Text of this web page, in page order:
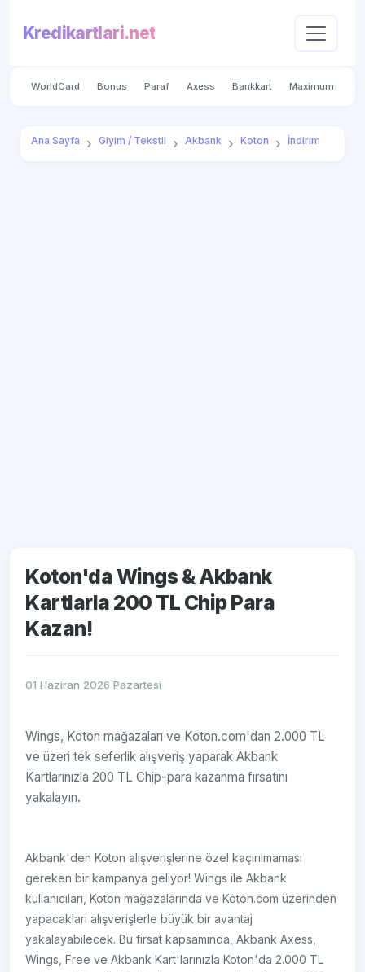
Kredikartlari.net
WorldCard Bonus Paraf Axess Bankkart Maximum
Ana Sayfa Giyim / Tekstil Akbank Koton İndirim
Koton'da Wings & Akbank
Kartlarla 200 TL Chip Para
Kazan!
01 Haziran 2026 Pazartesi
Wings, Koton mağazaları ve Koton.com'dan 2.000 TL
ve üzeri tek seferlik alışveriş yaparak Akbank
Kartlarınızla 200 TL Chip-para kazanma fırsatını
yakalayın.
Akbank'den Koton alışverişlerine özel kaçırılmaması
gereken bir kampanya geliyor! Wings ile Akbank
kullanıcıları, Koton mağazalarında ve Koton.com üzerinden
yapacakları alışverişlerle büyük bir avantaj
yakalayabilecek. Bu fırsat kapsamında, Akbank Axess,
Wings, Free ve Akbank Kart'larınızla Koton'da 2.000 TL